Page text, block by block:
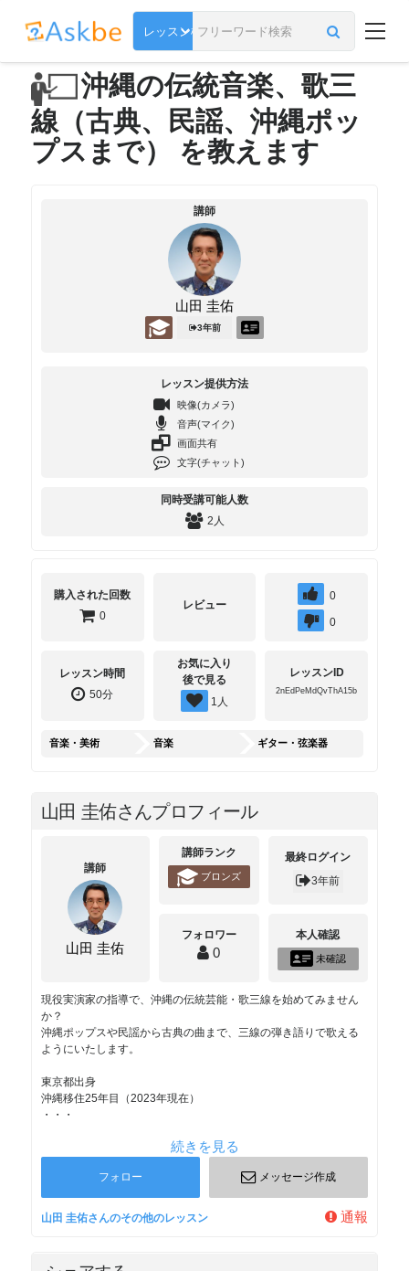
沖縄の伝統音楽、歌三
線（古典、民謡、沖縄ポッ
プスまで） を教えます
講師
山田 圭佑
3年前
レッスン提供方法
映像(カメラ)
音声(マイク)
画面共有
文字(チャット)
同時受講可能人数
2人
購入された回数
0
レビュー
0
0
レッスン時間
50分
お気に入り
後で見る
1 人
レッスンID
2nEdPeMdQvThA15b
音楽・美術 音楽 ギター・弦楽器
山田 圭佑さんプロフィール
講師
山田 圭佑
講師ランク
ブロンズ
最終ログイン
3年前
フォロワー
0
本人確認
未確認
現役実演家の指導で、沖縄の伝統芸能・歌三線を始めてみません
か？
沖縄ポップスや民謡から古典の曲まで、三線の弾き語りで歌える
ようにいたします。
東京都出身
沖縄移住25年目（2023年現在）
・・・
続きを見る
フォロー メッセージ作成
山田 圭佑さんのその他のレッスン 通報